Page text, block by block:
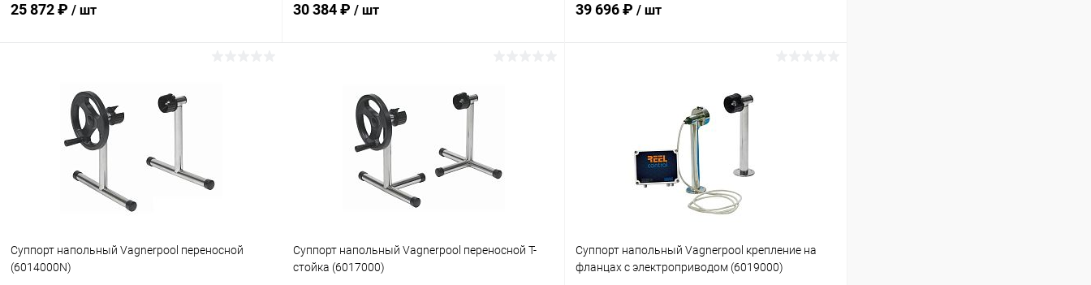
25 872 ₽ / шт
В избранное
К сравнению
30 384 ₽ / шт
В избранное
К сравнению В наличии
39 696 ₽ / шт
В наличии
Суппорт напольный Vagnerpool переносной
(6014000N)
Суппорт напольный Vagnerpool переносной Т-
стойка (6017000)
Суппорт напольный Vagnerpool крепление на
фланцах с электроприводом (6019000)